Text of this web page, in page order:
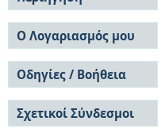
Σε όλο το DSpace
Κοινότητες & Συλλογές
Ανά Ημερομηνία
Έκδοσης
Συγγραφείς
Τίτλοι
Θέματα
Ο Λογαριασμός μου
Σύνδεση
Εγγραφή
Οδηγίες / Βοήθεια
Οδηγίες Υποβολής
Οδηγίες Χρήσης ΙΑ
Συχνές Ερωτήσεις
Σχετικοί Σύνδεσμοι